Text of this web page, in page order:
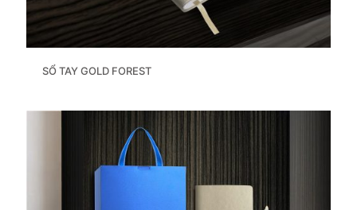
SỔ TAY GOLD FOREST